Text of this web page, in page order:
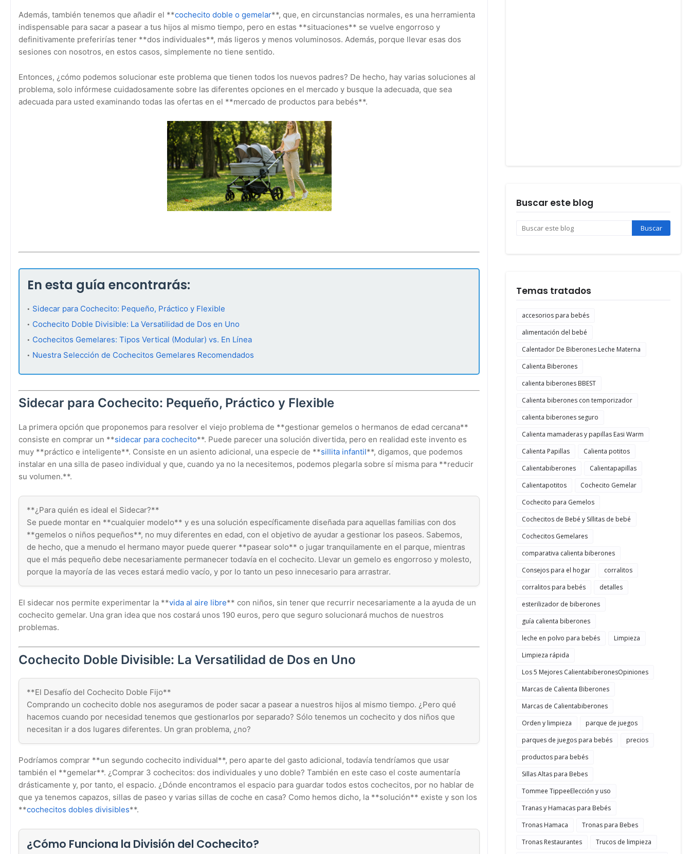
Además, también tenemos que añadir el **cochecito doble o gemelar**, que, en circunstancias normales, es una herramienta
indispensable para sacar a pasear a tus hijos al mismo tiempo, pero en estas **situaciones** se vuelve engorroso y
definitivamente preferirías tener **dos individuales**, más ligeros y menos voluminosos. Además, porque llevar esas dos
sesiones con nosotros, en estos casos, simplemente no tiene sentido.
Entonces, ¿cómo podemos solucionar este problema que tienen todos los nuevos padres? De hecho, hay varias soluciones al
problema, solo infórmese cuidadosamente sobre las diferentes opciones en el mercado y busque la adecuada, que sea
adecuada para usted examinando todas las ofertas en el **mercado de productos para bebés**.
En esta guía encontrarás:
Sidecar para Cochecito: Pequeño, Práctico y Flexible
Cochecito Doble Divisible: La Versatilidad de Dos en Uno
Cochecitos Gemelares: Tipos Vertical (Modular) vs. En Línea
Nuestra Selección de Cochecitos Gemelares Recomendados
Sidecar para Cochecito: Pequeño, Práctico y Flexible
La primera opción que proponemos para resolver el viejo problema de **gestionar gemelos o hermanos de edad cercana**
consiste en comprar un **sidecar para cochecito**. Puede parecer una solución divertida, pero en realidad este invento es
muy **práctico e inteligente**. Consiste en un asiento adicional, una especie de **sillita infantil**, digamos, que podemos
instalar en una silla de paseo individual y que, cuando ya no la necesitemos, podemos plegarla sobre sí misma para **reducir
su volumen.**.
**¿Para quién es ideal el Sidecar?**
Se puede montar en **cualquier modelo** y es una solución específicamente diseñada para aquellas familias con dos
**gemelos o niños pequeños**, no muy diferentes en edad, con el objetivo de ayudar a gestionar los paseos. Sabemos,
de hecho, que a menudo el hermano mayor puede querer **pasear solo** o jugar tranquilamente en el parque, mientras
que el más pequeño debe necesariamente permanecer todavía en el cochecito. Llevar un gemelo es engorroso y molesto,
porque la mayoría de las veces estará medio vacío, y por lo tanto un peso innecesario para arrastrar.
El sidecar nos permite experimentar la **vida al aire libre** con niños, sin tener que recurrir necesariamente a la ayuda de un
cochecito gemelar. Una gran idea que nos costará unos 190 euros, pero que seguro solucionará muchos de nuestros
problemas.
Cochecito Doble Divisible: La Versatilidad de Dos en Uno
**El Desafío del Cochecito Doble Fijo**
Comprando un cochecito doble nos aseguramos de poder sacar a pasear a nuestros hijos al mismo tiempo. ¿Pero qué
hacemos cuando por necesidad tenemos que gestionarlos por separado? Sólo tenemos un cochecito y dos niños que
necesitan ir a dos lugares diferentes. Un gran problema, ¿no?
Podríamos comprar **un segundo cochecito individual**, pero aparte del gasto adicional, todavía tendríamos que usar
también el **gemelar**. ¿Comprar 3 cochecitos: dos individuales y uno doble? También en este caso el coste aumentaría
drásticamente y, por tanto, el espacio. ¿Dónde encontramos el espacio para guardar todos estos cochecitos, por no hablar de
que ya tenemos capazos, sillas de paseo y varias sillas de coche en casa? Como hemos dicho, la **solución** existe y son los
**cochecitos dobles divisibles**.
¿Cómo Funciona la División del Cochecito?
Buscar este blog
Temas tratados
accesorios para bebés
alimentación del bebé
Calentador De Biberones Leche Materna
Calienta Biberones
calienta biberones BBEST
Calienta biberones con temporizador
calienta biberones seguro
Calienta mamaderas y papillas Easi Warm
Calienta Papillas
Calienta potitos
Calientabiberones
Calientapapillas
Calientapotitos
Cochecito Gemelar
Cochecito para Gemelos
Cochecitos de Bebé y Sillitas de bebé
Cochecitos Gemelares
comparativa calienta biberones
Consejos para el hogar
corralitos
corralitos para bebés
detalles
esterilizador de biberones
guía calienta biberones
leche en polvo para bebés
Limpieza
Limpieza rápida
Los 5 Mejores CalientabiberonesOpiniones
Marcas de Calienta Biberones
Marcas de Calientabiberones
Orden y limpieza
parque de juegos
parques de juegos para bebés
precios
productos para bebés
Sillas Altas para Bebes
Tommee TippeeElección y uso
Tranas y Hamacas para Bebés
Tronas Hamaca
Tronas para Bebes
Tronas Restaurantes
Trucos de limpieza